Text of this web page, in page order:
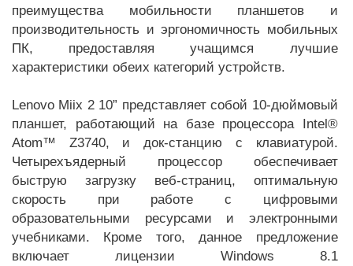
преимущества мобильности планшетов и
производительность и эргономичность мобильных
ПК, предоставляя учащимся лучшие
характеристики обеих категорий устройств.
Lenovo Miix 2 10” представляет собой 10-дюймовый
планшет, работающий на базе процессора Intel®
Atom™ Z3740, и док-станцию с клавиатурой.
Четырехъядерный процессор обеспечивает
быструю загрузку веб-страниц, оптимальную
скорость при работе с цифровыми
образовательными ресурсами и электронными
учебниками. Кроме того, данное предложение
включает лицензии Windows 8.1